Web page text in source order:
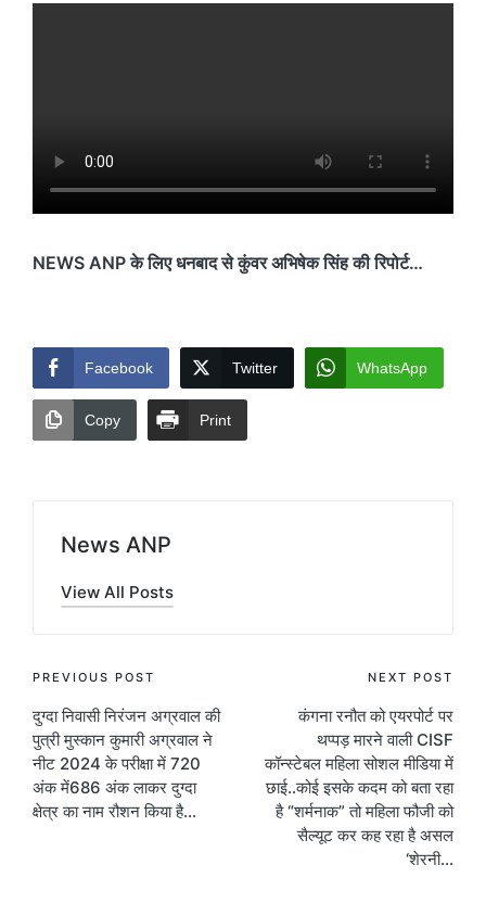
NEWS ANP के लिए धनबाद से कुंवर अभिषेक सिंह की रिपोर्ट…
Facebook Twitter WhatsApp
Copy Print
News ANP
View All Posts
Post
navigation
PREVIOUS POST
दुग्दा निवासी निरंजन अग्रवाल की
पुत्री मुस्कान कुमारी अग्रवाल ने
नीट 2024 के परीक्षा में 720
अंक में686 अंक लाकर दुग्दा
क्षेत्र का नाम रौशन किया है…
NEXT POST
कंगना रनौत को एयरपोर्ट पर
थप्पड़ मारने वाली CISF
कॉन्स्टेबल महिला सोशल मीडिया में
छाई..कोई इसके कदम को बता रहा
है “शर्मनाक” तो महिला फौजी को
सैल्यूट कर कह रहा है असल
‘शेरनी…